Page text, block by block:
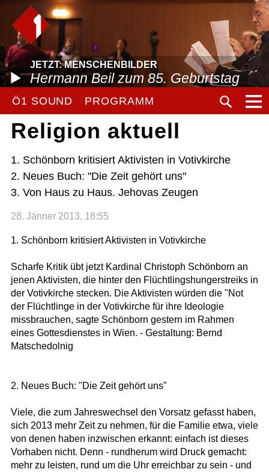
JETZT: MENSCHENBILDER
Hermann Beil zum 85. Geburtstag
Ö1 SOUND PROGRAMM
Religion aktuell
1. Schönborn kritisiert Aktivisten in Votivkirche
2. Neues Buch: "Die Zeit gehört uns"
3. Von Haus zu Haus. Jehovas Zeugen
28. Jänner 2013, 18:55
1. Schönborn kritisiert Aktivisten in Votivkirche
Scharfe Kritik übt jetzt Kardinal Christoph Schönborn an
jenen Aktivisten, die hinter den Flüchtlingshungerstreiks in
der Votivkirche stecken. Die Aktivisten würden die "Not
der Flüchtlinge in der Votivkirche für ihre Ideologie
missbrauchen, sagte Schönborn gestern im Rahmen
eines Gottesdienstes in Wien. - Gestaltung: Bernd
Matschedolnig
2. Neues Buch: "Die Zeit gehört uns"
Viele, die zum Jahreswechsel den Vorsatz gefasst haben,
sich 2013 mehr Zeit zu nehmen, für die Familie etwa, viele
von denen haben inzwischen erkannt: einfach ist dieses
Vorhaben nicht. Denn - rundherum wird Druck gemacht:
mehr zu leisten, rund um die Uhr erreichbar zu sein - und